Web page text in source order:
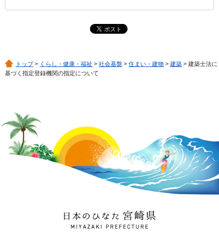
トップ> くらし・健康・福祉 > 社会基盤 > 住まい・建物 > 建築 > 建築士法に
基づく指定登録機関の指定について
日本のひなた 宮崎県
MIYAZAKI PREFECTURE